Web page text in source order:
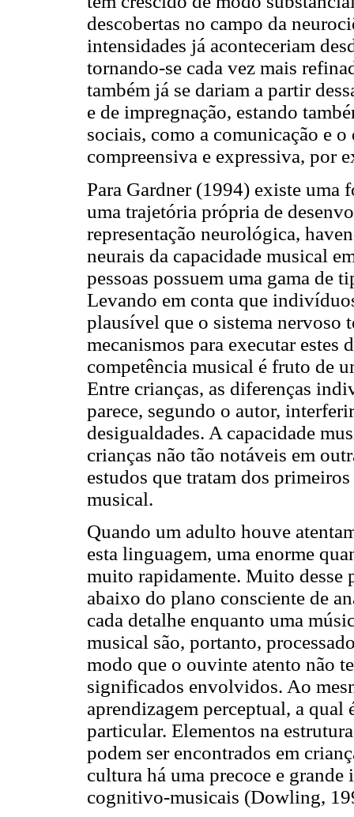
descobertas no campo da
intensidades já aconteceriam
tornando-se cada vez mais
também já se dariam a partir
e de impregnação, estando
sociais, como a comunicação e
compreensiva e expressiva, por
Para Gardner (1994) existe uma
uma trajetória própria de
representação neurológica,
neurais da capacidade musical
pessoas possuem uma gama de
Levando em conta que
plausível que o sistema nervoso
mecanismos para executar estes
competência musical é fruto de
Entre crianças, as diferenças
parece, segundo o autor,
desigualdades. A capacidade
crianças não tão notáveis em
estudos que tratam dos
musical.
Quando um adulto houve
esta linguagem, uma enorme
muito rapidamente. Muito desse
abaixo do plano consciente de
cada detalhe enquanto uma
musical são, portanto,
modo que o ouvinte atento não
significados envolvidos. Ao
aprendizagem perceptual, a
particular. Elementos na
podem ser encontrados em
cultura há uma precoce e
cognitivo-musicais (Dowling,